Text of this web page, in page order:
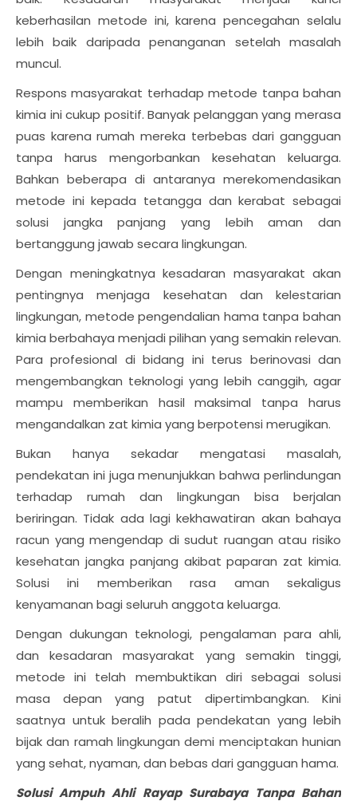
keberhasilan metode ini, karena pencegahan selalu
lebih baik daripada penanganan setelah masalah
muncul.
Respons masyarakat terhadap metode tanpa bahan
kimia ini cukup positif. Banyak pelanggan yang merasa
puas karena rumah mereka terbebas dari gangguan
tanpa harus mengorbankan kesehatan keluarga.
Bahkan beberapa di antaranya merekomendasikan
metode ini kepada tetangga dan kerabat sebagai
solusi jangka panjang yang lebih aman dan
bertanggung jawab secara lingkungan.
Dengan meningkatnya kesadaran masyarakat akan
pentingnya menjaga kesehatan dan kelestarian
lingkungan, metode pengendalian hama tanpa bahan
kimia berbahaya menjadi pilihan yang semakin relevan.
Para profesional di bidang ini terus berinovasi dan
mengembangkan teknologi yang lebih canggih, agar
mampu memberikan hasil maksimal tanpa harus
mengandalkan zat kimia yang berpotensi merugikan.
Bukan hanya sekadar mengatasi masalah,
pendekatan ini juga menunjukkan bahwa perlindungan
terhadap rumah dan lingkungan bisa berjalan
beriringan. Tidak ada lagi kekhawatiran akan bahaya
racun yang mengendap di sudut ruangan atau risiko
kesehatan jangka panjang akibat paparan zat kimia.
Solusi ini memberikan rasa aman sekaligus
kenyamanan bagi seluruh anggota keluarga.
Dengan dukungan teknologi, pengalaman para ahli,
dan kesadaran masyarakat yang semakin tinggi,
metode ini telah membuktikan diri sebagai solusi
masa depan yang patut dipertimbangkan. Kini
saatnya untuk beralih pada pendekatan yang lebih
bijak dan ramah lingkungan demi menciptakan hunian
yang sehat, nyaman, dan bebas dari gangguan hama.
Solusi Ampuh Ahli Rayap Surabaya Tanpa Bahan